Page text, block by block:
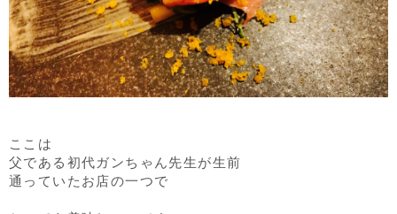
ここは
父である初代ガンちゃん先生が生前
通っていたお店の一つで